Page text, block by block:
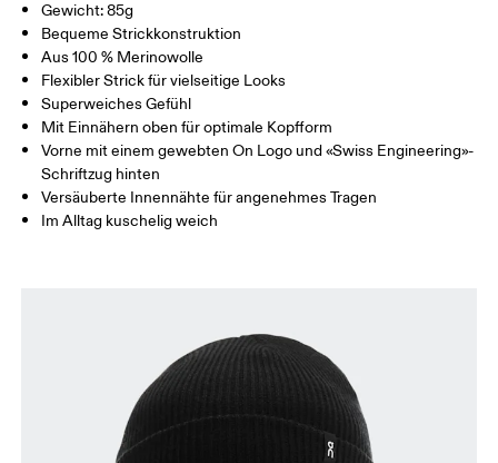
Indonesien
Gewicht: 85g
Bequeme Strickkonstruktion
Aus 100 % Merinowolle
Flexibler Strick für vielseitige Looks
Superweiches Gefühl
Mit Einnähern oben für optimale Kopfform
Vorne mit einem gewebten On Logo und «Swiss Engineering»-
Schriftzug hinten
Versäuberte Innennähte für angenehmes Tragen
Im Alltag kuschelig weich